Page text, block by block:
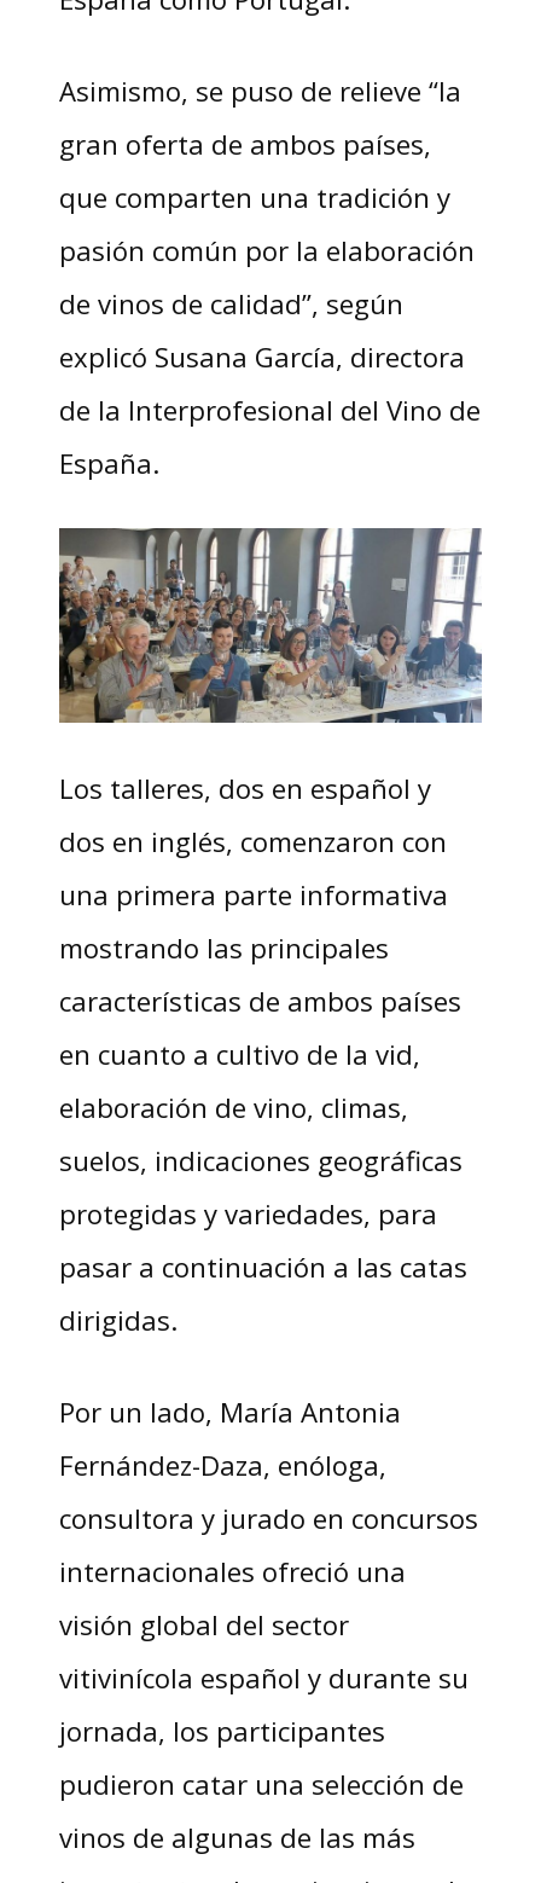
Asimismo, se puso de relieve “la
gran oferta de ambos países,
que comparten una tradición y
pasión común por la elaboración
de vinos de calidad”, según
explicó Susana García, directora
de la Interprofesional del Vino de
España.
Los talleres, dos en español y
dos en inglés, comenzaron con
una primera parte informativa
mostrando las principales
características de ambos países
en cuanto a cultivo de la vid,
elaboración de vino, climas,
suelos, indicaciones geográficas
protegidas y variedades, para
pasar a continuación a las catas
dirigidas.
Por un lado, María Antonia
Fernández-Daza, enóloga,
consultora y jurado en concursos
internacionales ofreció una
visión global del sector
vitivinícola español y durante su
jornada, los participantes
pudieron catar una selección de
vinos de algunas de las más